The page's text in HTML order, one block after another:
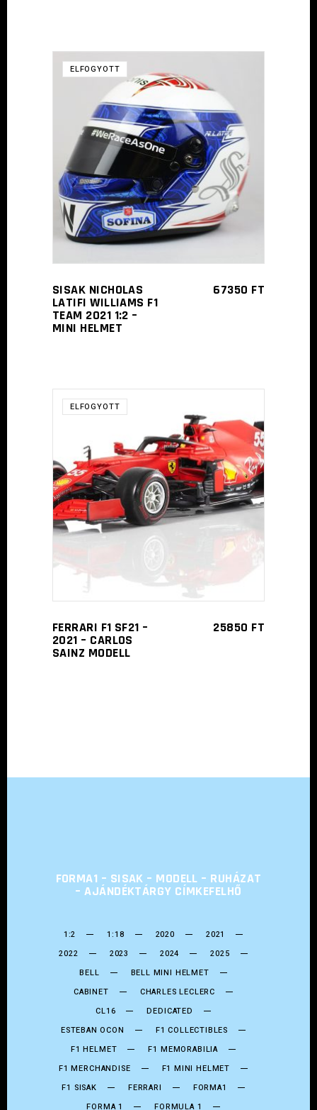
ELFOGYOTT
TOVÁBB
SISAK NICHOLAS
LATIFI WILLIAMS F1
TEAM 2021 1:2 –
MINI HELMET
67350 FT
ELFOGYOTT
TOVÁBB
FERRARI F1 SF21 –
2021 – CARLOS
SAINZ MODELL
25850 FT
FORMA1 – SISAK – MODELL – RUHÁZAT
– AJÁNDÉKTÁRGY CÍMKEFELHŐ
1:2 1:18 2020
2021
2022
2023 2024
2025
BELL
BELL MINI HELMET
CABINET
CHARLES LECLERC
CL16
DEDICATED
ESTEBAN OCON
F1 COLLECTIBLES
F1 HELMET
F1 MEMORABILIA
F1 MERCHANDISE
F1 MINI HELMET
F1 SISAK
FERRARI
FORMA1
FORMA 1
FORMULA 1